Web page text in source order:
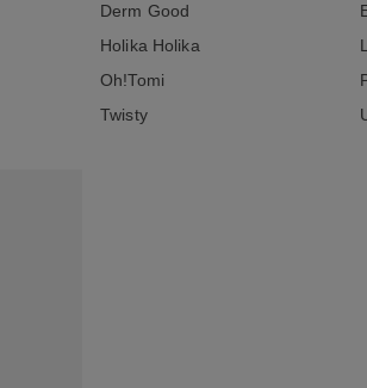
Derm Good
Holika Holika
Oh!Tomi
Twisty